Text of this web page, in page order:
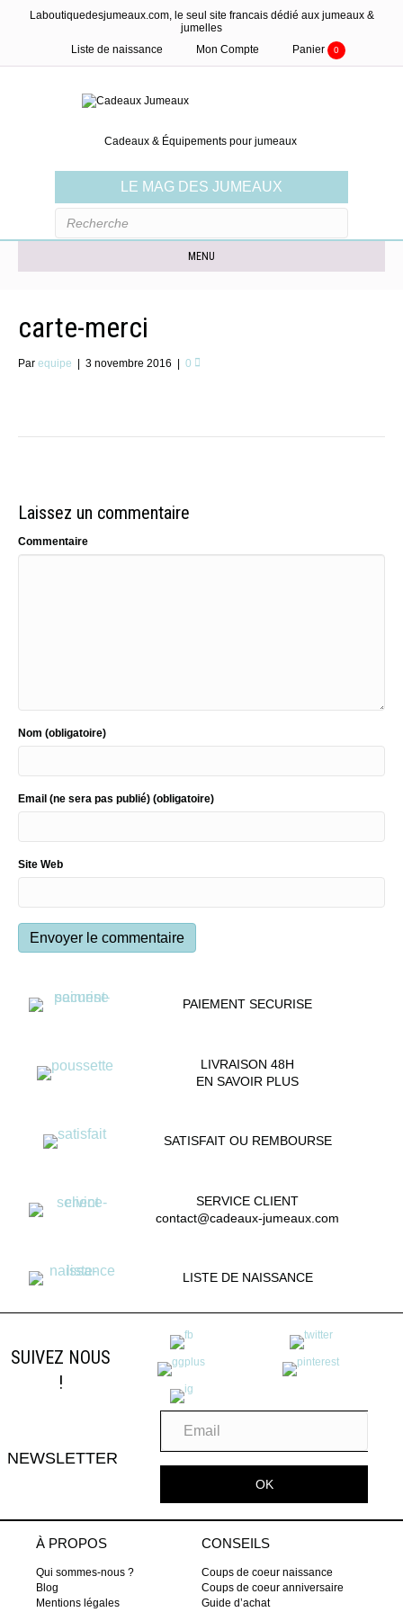
Laboutiquedesjumeaux.com, le seul site francais dédié aux jumeaux &
jumelles
Liste de naissance
Mon Compte Panier 0
Cadeaux & Équipements pour jumeaux
LE MAG DES JUMEAUX
MENU
carte-merci
Par equipe 3 novembre 2016 0
Laissez un commentaire
Commentaire
Nom (obligatoire)
Email (ne sera pas publié) (obligatoire)
Site Web
PAIEMENT SECURISE
LIVRAISON 48H
EN SAVOIR PLUS
SATISFAIT OU REMBOURSE
SERVICE CLIENT
contact@cadeaux-jumeaux.com
LISTE DE NAISSANCE
SUIVEZ NOUS
!
NEWSLETTER
OK
À PROPOS
Qui sommes-nous ?
Blog
Mentions légales
CONSEILS
Coups de coeur naissance
Coups de coeur anniversaire
Guide d’achat